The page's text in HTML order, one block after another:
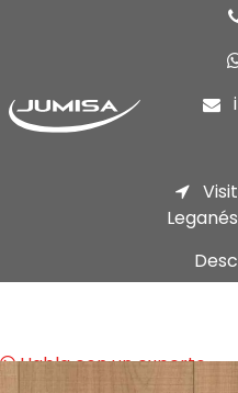
Leganés
Habla con un experto